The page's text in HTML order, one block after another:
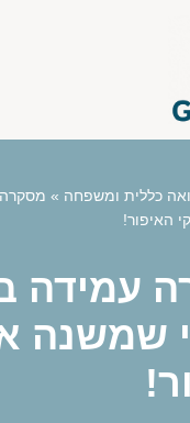
כללית ומשפחה » מסקרה
האיפור!
עמידה
שמשנה